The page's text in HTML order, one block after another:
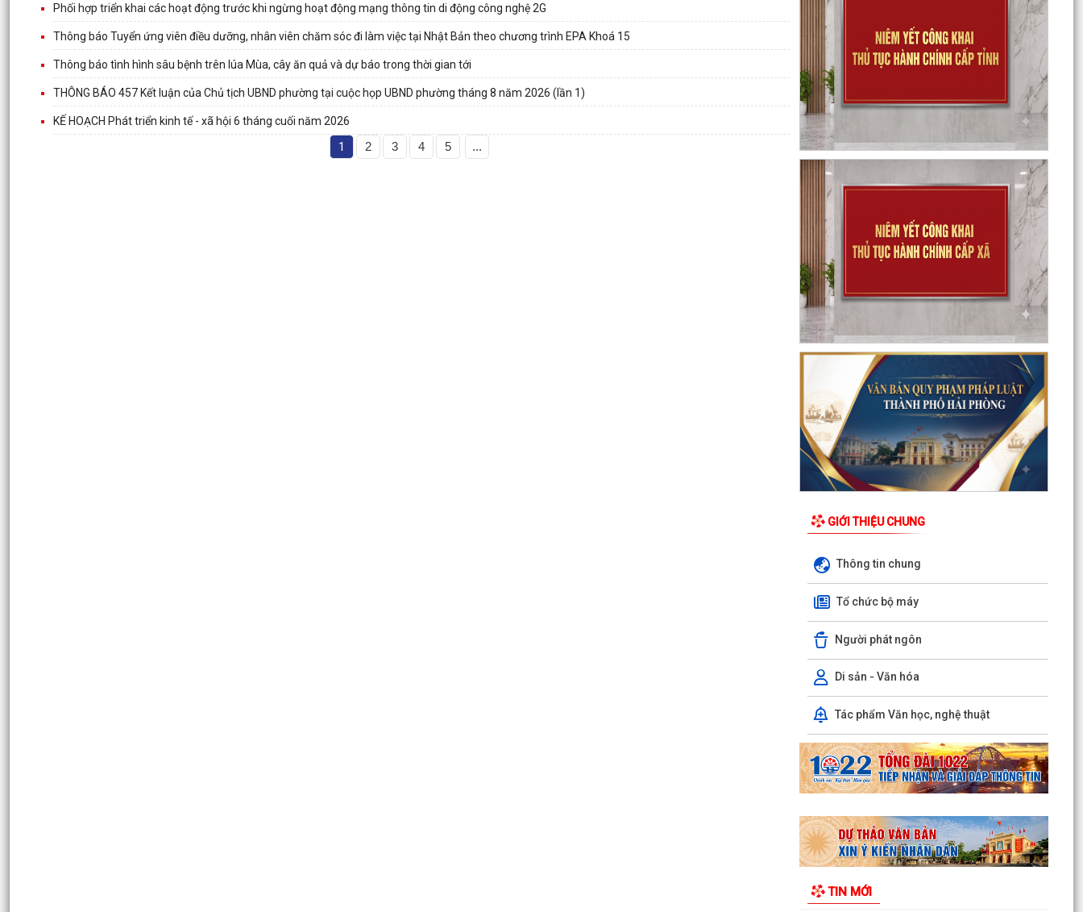
Phối hợp triển khai các hoạt động trước khi ngừng hoạt động mạng thông tin di động công nghệ 2G
Thông báo Tuyển ứng viên điều dưỡng, nhân viên chăm sóc đi làm việc tại Nhật Bản theo chương trình EPA Khoá 15
Thông báo tình hình sâu bệnh trên lúa Mùa, cây ăn quả và dự báo trong thời gian tới
THÔNG BÁO 457 Kết luận của Chủ tịch UBND phường tại cuộc họp UBND phường tháng 8 năm 2026 (lần 1)
KẾ HOẠCH Phát triển kinh tế - xã hội 6 tháng cuối năm 2026
1 2 3 4 5 ...
GIỚI THIỆU CHUNG
Thông tin chung
Tổ chức bộ máy
Người phát ngôn
Di sản - Văn hóa
Tác phẩm Văn học, nghệ thuật
TIN MỚI
Triển khai công tác trật tự ATGT trong các cơ sở
giáo dục năm học 2026-2027
Kế hoạch thực hiện Nghị quyết số 11-NQ/TU,
ngày 15/7/2026 của Ban Chấp hành Đảng bộ
thành phố về...
Tăng cường công tác đấu tranh, ngăn chặn
hoạt động săn bắt, buôn bán trái phép chim
hoang dã,...
Thông báo phun trừ sâu cuốn lá nhỏ lứa 5 gây
hại lúa vụ Mùa năm 2026
Thông báo về việc công bố công khai thủ tục
hành chính ban hành mới, được sửa đổi, bổ
sung thuộc...
Phối hợp triển khai các hoạt động trước khi
ngừng hoạt động mạng thông tin di động công
nghệ 2G
Thông báo Tuyển ứng viên điều dưỡng, nhân
viên chăm sóc đi làm việc tại Nhật Bản theo
chương trình...
Thông báo tình hình sâu bệnh trên lúa Mùa, cây
ăn quả và dự báo trong thời gian tới
phường tại cuộc họp UBND phường tháng 8
KẾ HOẠCH Phát triển kinh tế - xã hội 6 tháng
Tuyên truyền Chung kết Hội thi lực lượng tham
gia bảo vệ an ninh, trật tự ở cơ sở giỏi toàn
quốc...
Quyết định Ban hành định mức kinh tế - kỹ thuật
đối với các dịch vụ giáo dục mầm non, giáo dục
phổ...
Công khai Quyết định số 3084/QĐ-UBND ngày
04/8/2026 của UBND thành phố
Ái Quốc tại buổi tiếp công dân định kỳ Tuần 1
tháng 8...
cấp kết quả thống kê diện tích đất đai năm 2025